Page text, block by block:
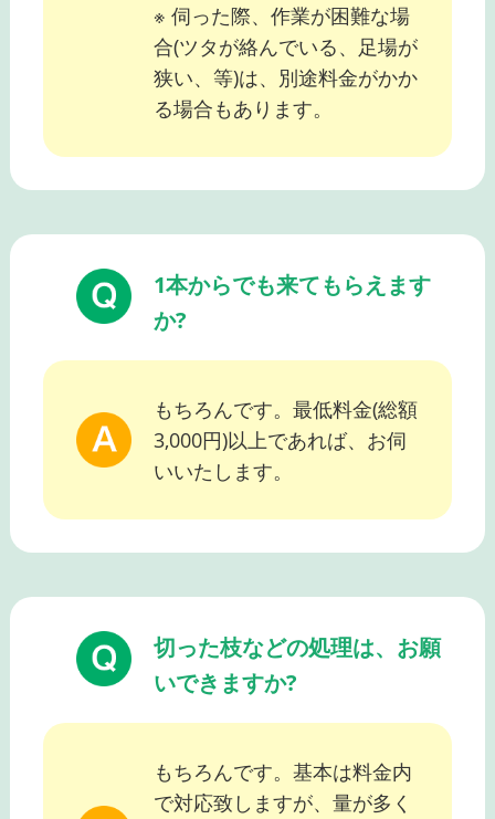
※ 伺った際、作業が困難な場
合(ツタが絡んでいる、足場が
狭い、等)は、別途料金がかか
る場合もあります。
1本からでも来てもらえます
か?
もちろんです。最低料金(総額
3,000円)以上であれば、お伺
いいたします。
切った枝などの処理は、お願
いできますか?
もちろんです。基本は料金内
で対応致しますが、量が多く